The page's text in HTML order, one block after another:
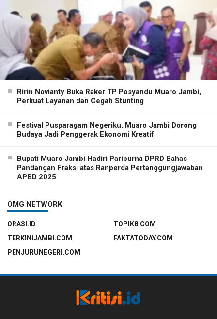
Ririn Novianty Buka Raker TP Posyandu Muaro Jambi,
Perkuat Layanan dan Cegah Stunting
Festival Pusparagam Negeriku, Muaro Jambi Dorong
Budaya Jadi Penggerak Ekonomi Kreatif
Bupati Muaro Jambi Hadiri Paripurna DPRD Bahas
Pandangan Fraksi atas Ranperda Pertanggungjawaban
APBD 2025
OMG NETWORK
ORASI.ID
TOPIK8.COM
TERKINIJAMBI.COM
FAKTATODAY.COM
PENJURUNEGERI.COM